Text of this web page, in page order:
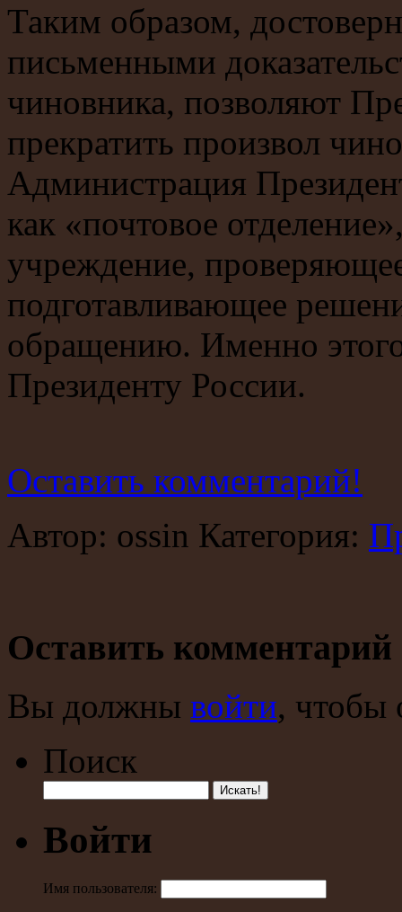
Таким образом,
письменными
чиновника, позволяют
прекратить произвол
Администрация
как «почтовое
учреждение,
подготавливающее
обращению. Именно
Президенту России.
Оставить комментарий!
Автор: ossin Категория:
Оставить комментарий
Вы должны войти, чтобы
Поиск
Войти
Имя пользователя: